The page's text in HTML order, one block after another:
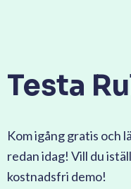
Testa
Kom igång gratis och
redan idag! Vill du
kostnadsfri demo!